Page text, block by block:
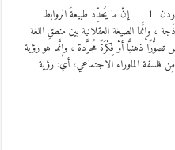
آفاق حرة كتب :إبراهيم أبو عواد / كاتب من الأردن 1 إنَّ ما يُحدِّد طبيعةَ الروابط
، وإنَّما الصيغة العقلانية بين منطقِ اللغة
تصوُّرًا ذهنيًّا أوْ فِكْرَةً مُجرَّدة ، وإنَّما هو رؤية
مِن فلسفة الماوراء الاجتماعي، أي: رؤية